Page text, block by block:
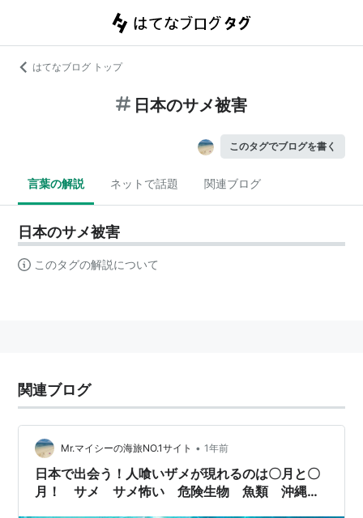
はてなブログ トップ
日本のサメ被害
このタグでブログを書く
言葉の解説 ネットで話題 関連ブログ
日本のサメ被害
このタグの解説について
関連ブログ
Mr.マイシーの海旅NO.1サイト • 1年前
日本で出会う！人喰いザメが現れるのは〇月と〇
月！ サメ サメ怖い 危険生物 魚類 沖縄